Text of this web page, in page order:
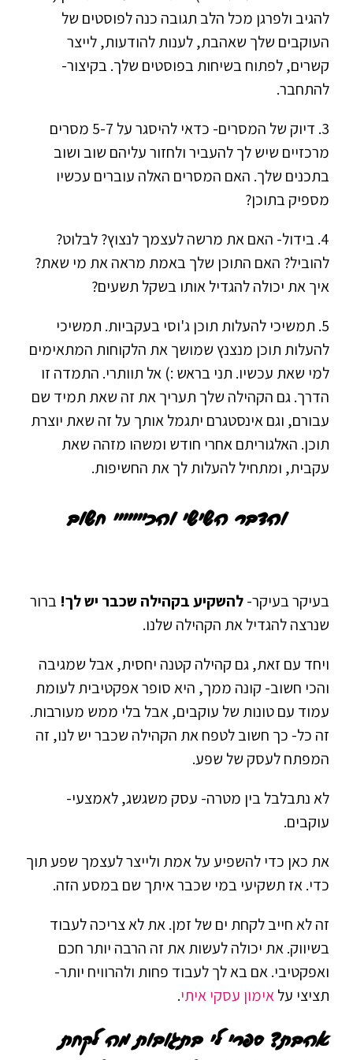
להגיב ולפרגן מכל הלב תגובה כנה לפוסטים של
העוקבים שלך שאהבת, לענות להודעות, לייצר
קשרים, לפתוח בשיחות בפוסטים שלך. בקיצור-
להתחבר.
3. דיוק של המסרים- כדאי להיסגר על 5-7 מסרים
מרכזיים שיש לך להעביר ולחזור עליהם שוב ושוב
בתכנים שלך. האם המסרים האלה עוברים עכשיו
מספיק בתוכן?
4. בידול- האם את מרשה לעצמך לנצוץ? לבלוט?
להוביל? האם התוכן שלך באמת מראה את מי שאת?
איך את יכולה להגדיל אותו בשקל תשעים?
5. תמשיכי להעלות תוכן ג'וסי בעקביות. תמשיכי
להעלות תוכן מנצנץ שמושך את הלקוחות המתאימים
למי שאת עכשיו. תני בראש :) אל תוותרי. התמדה זו
הדרך. גם הקהילה שלך תעריך את זה שאת תמיד שם
עבורם, וגם אינסטגרם יתגמל אותך על זה שאת יוצרת
תוכן. האלגוריתם אחרי חודש ומשהו מזהה שאת
עקבית, ומתחיל להעלות לך את החשיפות.
והדבר השישי והכייייייי חשוב
בעיקר בעיקר-להשקיע בקהילה שכבר יש לך! ברור
שנרצה להגדיל את הקהילה שלנו.
ויחד עם זאת, גם קהילה קטנה יחסית, אבל שמגיבה
והכי חשוב- קונה ממך, היא סופר אפקטיבית לעומת
עמוד עם טונות של עוקבים, אבל בלי ממש מעורבות.
זה כל- כך חשוב לטפח את הקהילה שכבר יש לנו, זה
המפתח לעסק של שפע.
לא נתבלבל בין מטרה- עסק משגשג, לאמצעי-
עוקבים.
את כאן כדי להשפיע על אמת ולייצר לעצמך שפע תוך
כדי. אז תשקיעי במי שכבר איתך שם במסע הזה.
זה לא חייב לקחת ים של זמן. את לא צריכה לעבוד
בשיווק. את יכולה לעשות את זה הרבה יותר חכם
ואפקטיבי. אם בא לך לעבוד פחות ולהרוויח יותר-
תציצי עלאימון עסקי איתי.
אהבת? ספרי לי בתגובות מה לקחת